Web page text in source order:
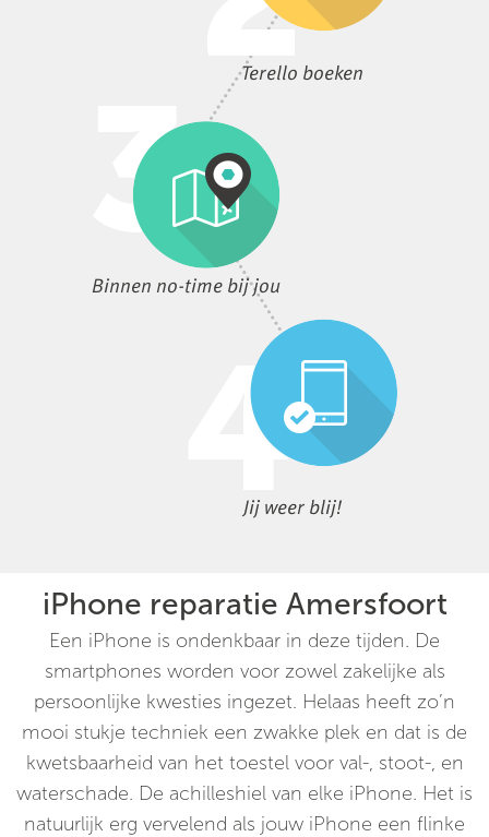
Terello boeken
Binnen no-time bij jou
Jij weer blij!
iPhone reparatie Amersfoort
Een iPhone is ondenkbaar in deze tijden. De
smartphones worden voor zowel zakelijke als
persoonlijke kwesties ingezet. Helaas heeft zo’n
mooi stukje techniek een zwakke plek en dat is de
kwetsbaarheid van het toestel voor val-, stoot-, en
waterschade. De achilleshiel van elke iPhone. Het is
natuurlijk erg vervelend als jouw iPhone een flinke